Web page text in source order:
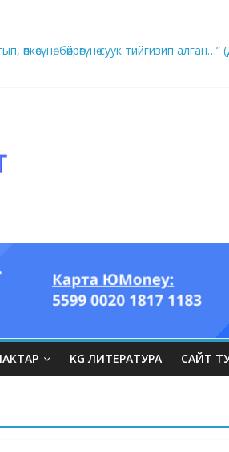
өпкөсүнө, бөйрөгүнө суук тийгизип
он үч акындын котормосунда
KG ЛИТЕРАТУРА САЙТ